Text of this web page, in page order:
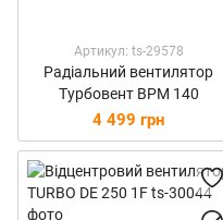
Артикул: ts-29578
Радіальний вентилятор
Турбовент ВРМ 140
4 499 грн